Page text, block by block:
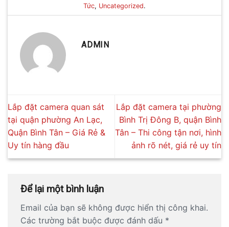
Tức, Uncategorized.
ADMIN
Lắp đặt camera quan sát
tại quận phường An Lạc,
Quận Bình Tân – Giá Rẻ &
Uy tín hàng đầu
Lắp đặt camera tại phường
Bình Trị Đông B, quận Bình
Tân – Thi công tận nơi, hình
ảnh rõ nét, giá rẻ uy tín
Để lại một bình luận
Email của bạn sẽ không được hiển thị công khai.
Các trường bắt buộc được đánh dấu *